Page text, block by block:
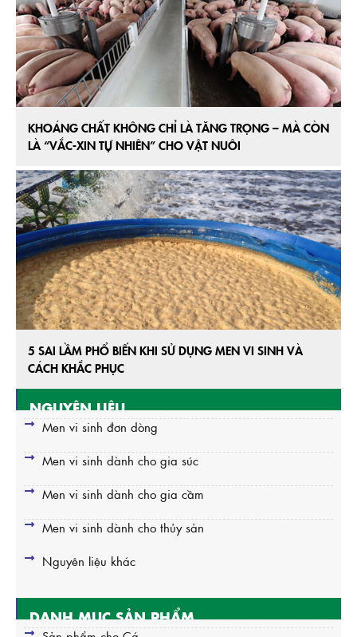
KHOÁNG CHẤT KHÔNG CHỈ LÀ TĂNG TRỌNG – MÀ CÒN
LÀ “VẮC-XIN TỰ NHIÊN” CHO VẬT NUÔI
5 SAI LẦM PHỔ BIẾN KHI SỬ DỤNG MEN VI SINH VÀ
CÁCH KHẮC PHỤC
NGUYÊN LIỆU
Men vi sinh đơn dòng
Men vi sinh dành cho gia súc
Men vi sinh dành cho gia cầm
Men vi sinh dành cho thủy sản
Nguyên liệu khác
DANH MỤC SẢN PHẨM